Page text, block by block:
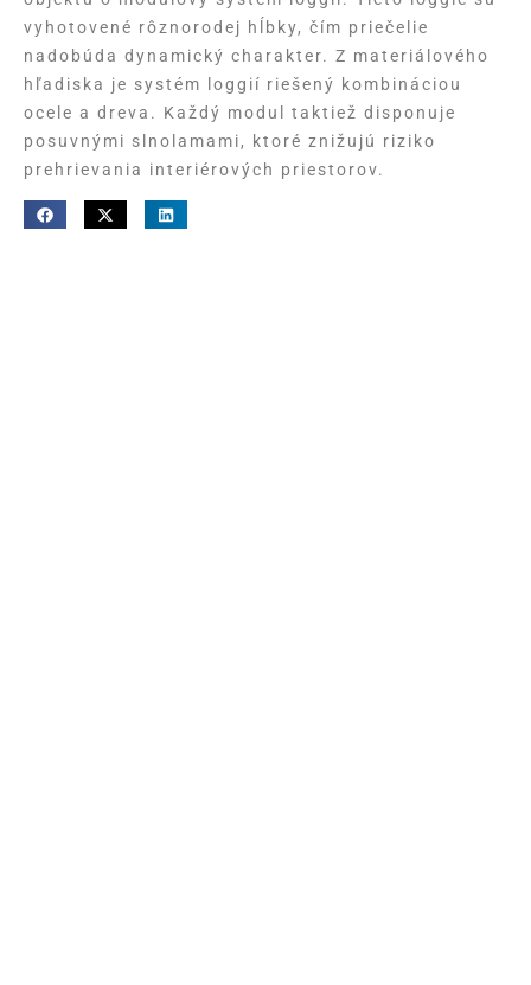
vyhotovené rôznorodej hĺbky, čím priečelie
nadobúda dynamický charakter. Z materiálového
hľadiska je systém loggií riešený kombináciou
ocele a dreva. Každý modul taktiež disponuje
posuvnými slnolamami, ktoré znižujú riziko
prehrievania interiérových priestorov.